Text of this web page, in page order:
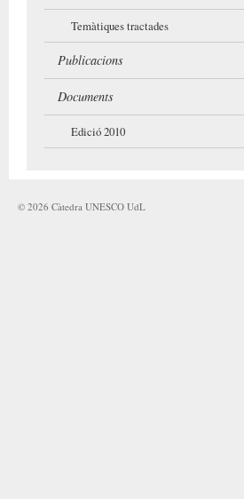
Temàtiques tractades
Publicacions
Documents
Edició 2010
© 2026 Càtedra UNESCO UdL